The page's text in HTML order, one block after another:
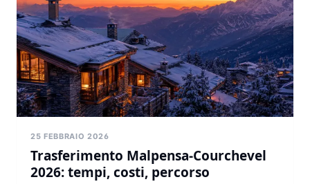
25 FEBBRAIO 2026
Trasferimento Malpensa-Courchevel
2026: tempi, costi, percorso